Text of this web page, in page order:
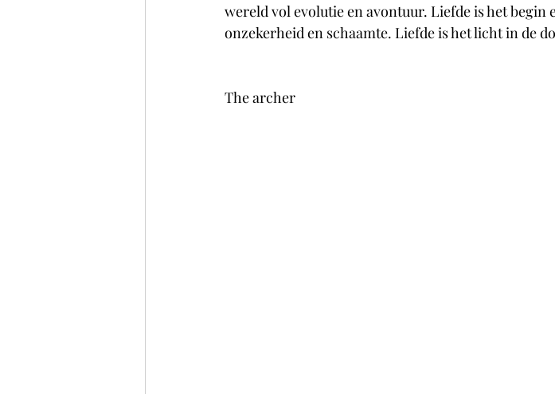
wereld vol evolutie en avontuur. Liefde is het begin
onzekerheid en schaamte. Liefde is het licht in de
The archer